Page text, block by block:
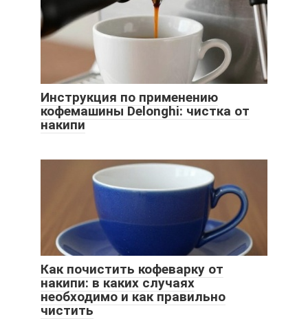
Инструкция по применению
кофемашины Delonghi: чистка от
накипи
Как почистить кофеварку от
накипи: в каких случаях
необходимо и как правильно
чистить